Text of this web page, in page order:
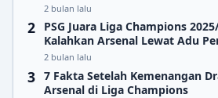
2 bulan lalu
PSG Juara Liga Champions
Kalahkan Arsenal Lewat Adu
2 bulan lalu
7 Fakta Setelah Kemenangan
Arsenal di Liga Champions